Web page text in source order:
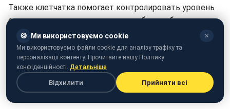
Также клетчатка помогает контролировать уровень
сахара в крови и организму потребуется больше
времени, чтобы расщепить продукты с большим
содержанием клетчатки. Это помогает поддерживать
постоянный уровень сахара в крови.
Рекомендуемая суточная доза клетчатки – 25
граммов для женщин и 38 граммов для мужчин.
🍪 Ми використовуємо cookie ✕
Ми використовуємо файли cookie для аналізу трафіку та
персоналізації контенту. Прочитайте нашу Політику
конфіденційності. Детальніше
Відхилити Прийняти всі